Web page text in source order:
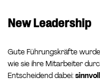
New Leadership
Gute Führungskräfte
wie sie ihre Mitarbeiter
Entscheidend dabei: